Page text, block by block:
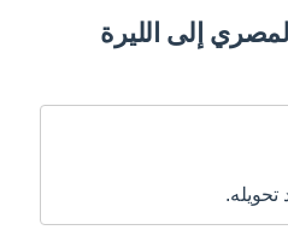
إلى الليرة
تحويله.